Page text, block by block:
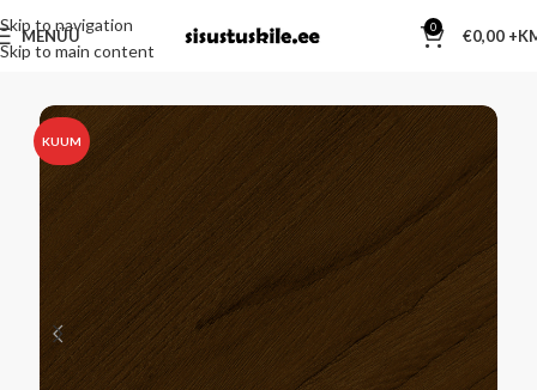
Skip to navigation
Skip to main content
MENÜÜ 0 €0,00
KUUM